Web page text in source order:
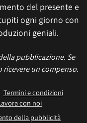
del presente e
ogni giorno con
geniali.
pubblicazione. Se
un compenso.
Termini e condizioni
con noi
della pubblicità